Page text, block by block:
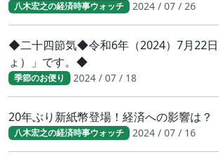
八木宏之の経済時事ウォッチ 2024 / 07 / 26
◆二十四節気◆令和6年（2024）7月22日
ょ）」です。◆
季節のお便り 2024 / 07 / 18
20年ぶり新紙幣登場！経済への影響は？
八木宏之の経済時事ウォッチ 2024 / 07 / 16